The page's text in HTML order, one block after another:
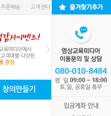
주문배송 고객센터